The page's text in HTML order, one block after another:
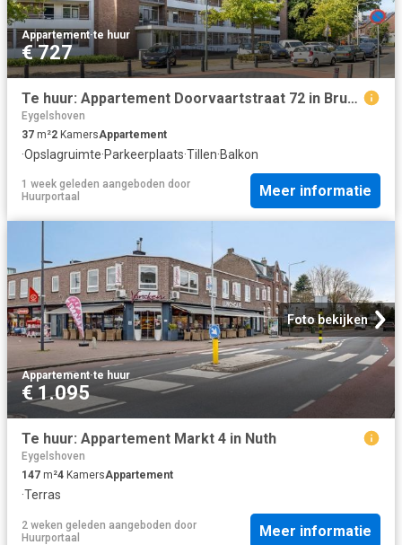
Appartement·te huur
€ 727
Te huur: Appartement Doorvaartstraat 72 in Brunssum
Eygelshoven
37 m²2 KamersAppartement
·Opslagruimte·Parkeerplaats·Tillen·Balkon
1 week geleden aangeboden door
Huurportaal
Meer informatie
Foto bekijken
Appartement·te huur
€ 1.095
Te huur: Appartement Markt 4 in Nuth
Eygelshoven
147 m²4 KamersAppartement
·Terras
2 weken geleden aangeboden door
Huurportaal
Meer informatie